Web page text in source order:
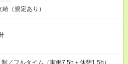
（規定あり）